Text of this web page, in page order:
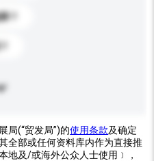
？
局(“贸发局”)的使用条款及确定
全部或任何资料库内作为直接推
地及/或海外公众人士使用﹞，